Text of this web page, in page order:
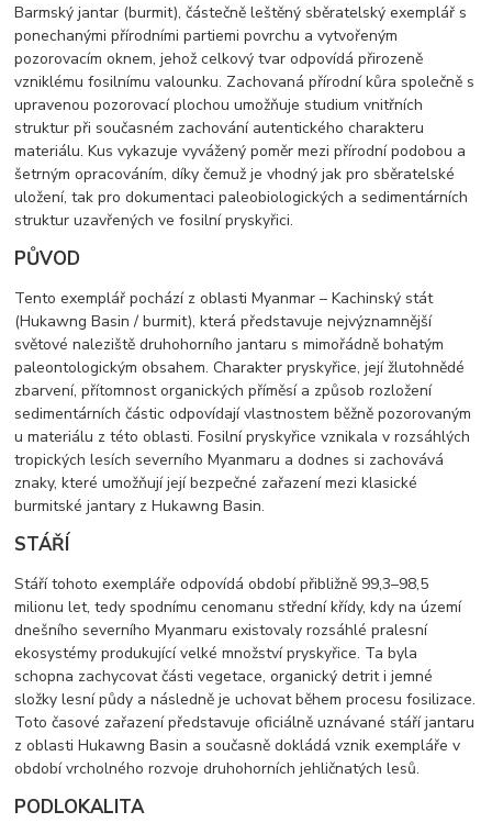
Barmský jantar (burmit), částečně leštěný sběratelský exemplář s
ponechanými přírodními partiemi povrchu a vytvořeným
pozorovacím oknem, jehož celkový tvar odpovídá přirozeně
vzniklému fosilnímu valounku. Zachovaná přírodní kůra společně s
upravenou pozorovací plochou umožňuje studium vnitřních
struktur při současném zachování autentického charakteru
materiálu. Kus vykazuje vyvážený poměr mezi přírodní podobou a
šetrným opracováním, díky čemuž je vhodný jak pro sběratelské
uložení, tak pro dokumentaci paleobiologických a sedimentárních
struktur uzavřených ve fosilní pryskyřici.
PŮVOD
Tento exemplář pochází z oblasti Myanmar – Kachinský stát
(Hukawng Basin / burmit), která představuje nejvýznamnější
světové naleziště druhohorního jantaru s mimořádně bohatým
paleontologickým obsahem. Charakter pryskyřice, její žlutohnědé
zbarvení, přítomnost organických příměsí a způsob rozložení
sedimentárních částic odpovídají vlastnostem běžně pozorovaným
u materiálu z této oblasti. Fosilní pryskyřice vznikala v rozsáhlých
tropických lesích severního Myanmaru a dodnes si zachovává
znaky, které umožňují její bezpečné zařazení mezi klasické
burmitské jantary z Hukawng Basin.
STÁŘÍ
Stáří tohoto exempláře odpovídá období přibližně 99,3–98,5
milionu let, tedy spodnímu cenomanu střední křídy, kdy na území
dnešního severního Myanmaru existovaly rozsáhlé pralesní
ekosystémy produkující velké množství pryskyřice. Ta byla
schopna zachycovat části vegetace, organický detrit i jemné
složky lesní půdy a následně je uchovat během procesu fosilizace.
Toto časové zařazení představuje oficiálně uznávané stáří jantaru
z oblasti Hukawng Basin a současně dokládá vznik exempláře v
období vrcholného rozvoje druhohorních jehličnatých lesů.
PODLOKALITA